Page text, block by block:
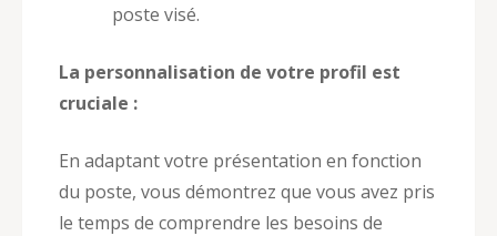
poste visé.
La personnalisation de votre profil est
cruciale :
En adaptant votre présentation en fonction
du poste, vous démontrez que vous avez pris
le temps de comprendre les besoins de